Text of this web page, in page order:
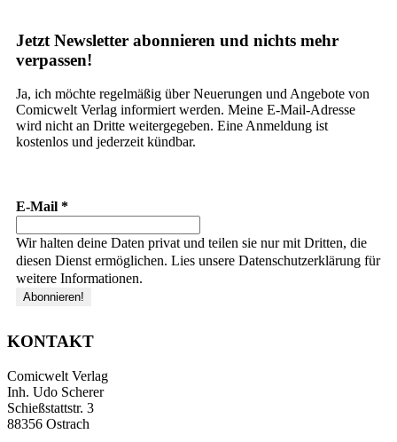
Jetzt Newsletter abonnieren und nichts mehr
verpassen!
Ja, ich möchte regelmäßig über Neuerungen und Angebote von
Comicwelt Verlag informiert werden. Meine E-Mail-Adresse
wird nicht an Dritte weitergegeben. Eine Anmeldung ist
kostenlos und jederzeit kündbar.
E-Mail *
Wir halten deine Daten privat und teilen sie nur mit Dritten, die
diesen Dienst ermöglichen. Lies unsere Datenschutzerklärung für
weitere Informationen.
KONTAKT
Comicwelt Verlag
Inh. Udo Scherer
Schießstattstr. 3
88356 Ostrach